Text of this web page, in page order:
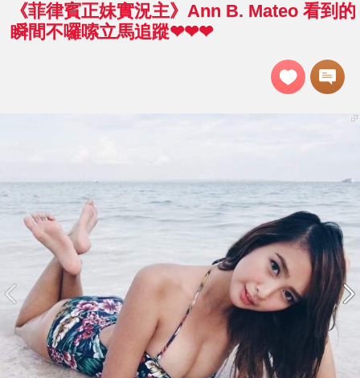
《菲律賓正妹實況主》Ann B. Mateo 看到的
瞬間不囉嗦立馬追蹤❤❤❤